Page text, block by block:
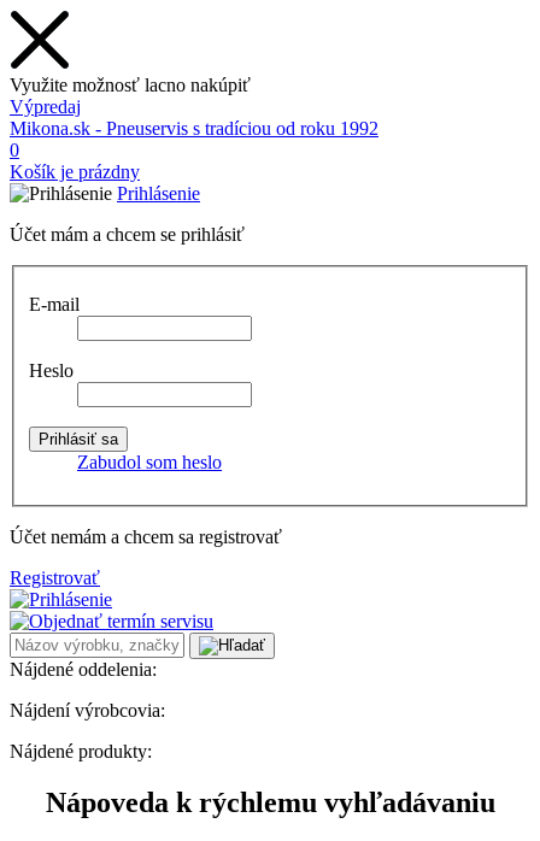
Využite možnosť lacno nakúpiť
Výpredaj
Mikona.sk - Pneuservis s tradíciou od roku 1992
0
Košík je prázdny
Prihlásenie
Účet mám a chcem se prihlásiť
E-mail
Heslo
Zabudol som heslo
Účet nemám a chcem sa registrovať
Registrovať
Nájdené oddelenia:
Nájdení výrobcovia:
Nájdené produkty:
Nápoveda k rýchlemu vyhľadávaniu